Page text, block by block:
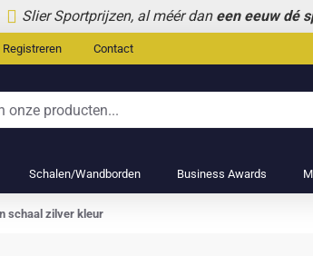
Slier Sportprijzen, al méér dan een eeuw dé
Registreren Contact
Schalen/Wandborden Business Awards
schaal zilver kleur